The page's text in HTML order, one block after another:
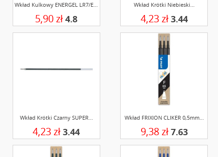
Wkład Kulkowy ENERGEL LR7/E...
5,90 zł 4.8
Wkład Krótki Niebieski...
4,23 zł 3.44
Wkład Krótki Czarny SUPER...
4,23 zł 3.44
Wkład FRIXION CLIKER 0,5mm...
9,38 zł 7.63